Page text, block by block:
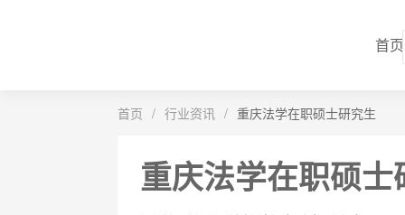
首页
首页 / 行业资讯 / 重庆法学在职硕士研究生
重庆法学在职硕士